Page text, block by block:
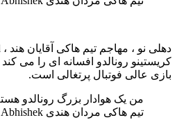
کریستینو رونالدو افسانه ای را می
بازی عالی فوتبال پرتغالی است.
من یک هوادار بزرگ رونالدو
تیم هاکی مردان هندی Abhishek